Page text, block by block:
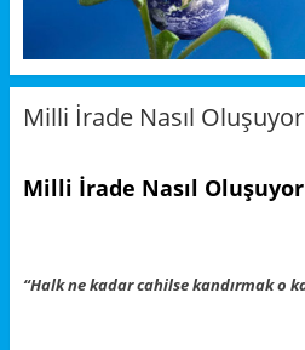
Milli İrade Nasıl Oluşuyor
Milli İrade Nasıl
“Halk ne kadar cahilse kandırmak o